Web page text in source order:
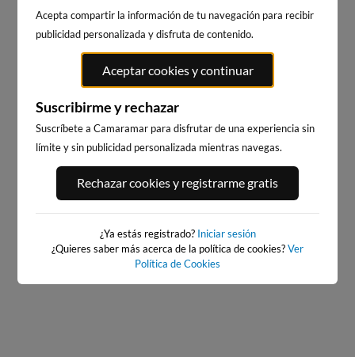
WEBCAMS CERCANAS
PORT ANDRATX
92km · Andratx
PLAYA EL MASNOU
0.1 m CHOPI
Acepta compartir la información de tu navegación para recibir
publicidad personalizada y disfruta de contenido.
Aceptar cookies y continuar
Suscribirme y rechazar
Suscríbete a Camaramar para disfrutar de una experiencia sin
límite y sin publicidad personalizada mientras navegas.
Rechazar cookies y registrarme gratis
¿Ya estás registrado? Iniciar sesión
¿Quieres saber más acerca de la política de cookies?Ver
Política de Cookies